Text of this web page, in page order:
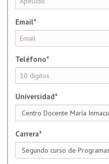
Email*
Teléfono*
Universidad*
Carrera*